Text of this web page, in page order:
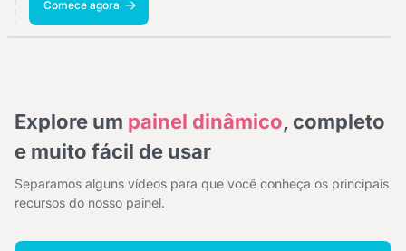
Comece agora
Explore um painel dinâmico, completo
e muito fácil de usar
Separamos alguns vídeos para que você conheça os principais
recursos do nosso painel.